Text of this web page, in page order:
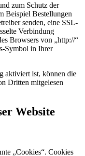
zum Schutz der
Beispiel Bestellungen
senden, eine SSL-
Verbindung
Browsers von „http://“
Symbol in Ihrer
aktiviert ist, können die
Dritten mitgelesen
Website
„Cookies“. Cookies